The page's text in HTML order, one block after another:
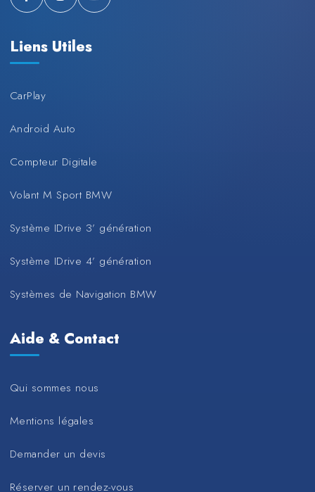
Liens Utiles
CarPlay
Android Auto
Compteur Digitale
Volant M Sport BMW
Système IDrive 3’ génération
Système IDrive 4’ génération
Systèmes de Navigation BMW
Aide & Contact
Qui sommes nous
Mentions légales
Demander un devis
Réserver un rendez-vous